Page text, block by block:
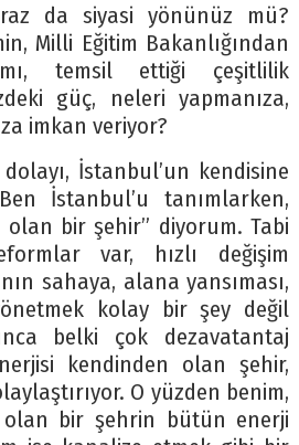
da siyasi yönünüz mü?
Milli Eğitim Bakanlığından
temsil ettiği çeşitlilik
güç, neleri yapmanıza,
imkan veriyor?
İstanbul’un kendisine
İstanbul’u tanımlarken,
olan bir şehir” diyorum. Tabi
var, hızlı değişim
sahaya, alana yansıması,
kolay bir şey değil
belki çok dezavatantaj
kendinden olan şehir,
O yüzden benim,
olan bir şehrin bütün enerji